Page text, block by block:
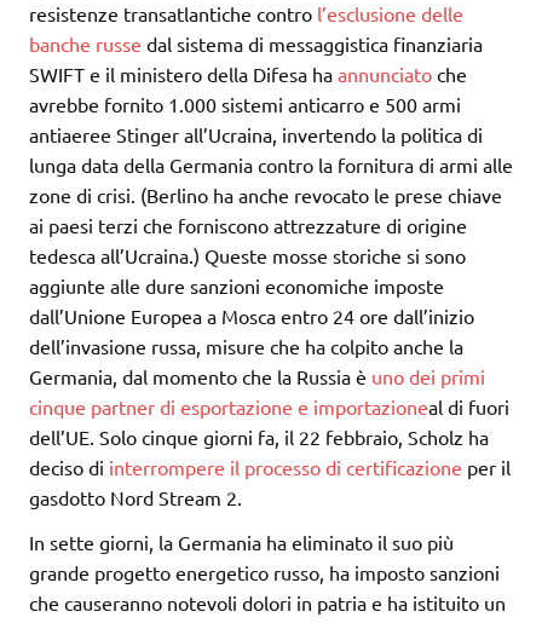
resistenze transatlantiche contro l’esclusione delle
banche russe dal sistema di messaggistica finanziaria
SWIFT e il ministero della Difesa ha annunciato che
avrebbe fornito 1.000 sistemi anticarro e 500 armi
antiaeree Stinger all’Ucraina, invertendo la politica di
lunga data della Germania contro la fornitura di armi alle
zone di crisi. (Berlino ha anche revocato le prese chiave
ai paesi terzi che forniscono attrezzature di origine
tedesca all’Ucraina.) Queste mosse storiche si sono
aggiunte alle dure sanzioni economiche imposte
dall’Unione Europea a Mosca entro 24 ore dall’inizio
dell’invasione russa, misure che ha colpito anche la
Germania, dal momento che la Russia è uno dei primi
cinque partner di esportazione e importazioneal di fuori
dell’UE. Solo cinque giorni fa, il 22 febbraio, Scholz ha
deciso di interrompere il processo di certificazione per il
gasdotto Nord Stream 2.
In sette giorni, la Germania ha eliminato il suo più
grande progetto energetico russo, ha imposto sanzioni
che causeranno notevoli dolori in patria e ha istituito un